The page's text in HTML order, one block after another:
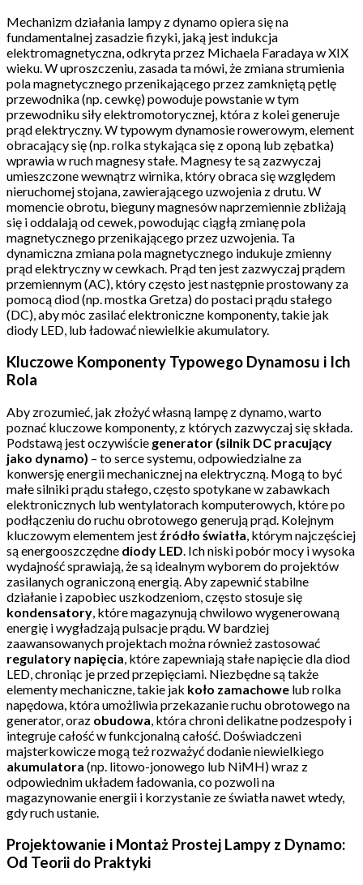
Mechanizm działania lampy z dynamo opiera się na
fundamentalnej zasadzie fizyki, jaką jest indukcja
elektromagnetyczna, odkryta przez Michaela Faradaya w XIX
wieku. W uproszczeniu, zasada ta mówi, że zmiana strumienia
pola magnetycznego przenikającego przez zamkniętą pętlę
przewodnika (np. cewkę) powoduje powstanie w tym
przewodniku siły elektromotorycznej, która z kolei generuje
prąd elektryczny. W typowym dynamosie rowerowym, element
obracający się (np. rolka stykająca się z oponą lub zębatka)
wprawia w ruch magnesy stałe. Magnesy te są zazwyczaj
umieszczone wewnątrz wirnika, który obraca się względem
nieruchomej stojana, zawierającego uzwojenia z drutu. W
momencie obrotu, bieguny magnesów naprzemiennie zbliżają
się i oddalają od cewek, powodując ciągłą zmianę pola
magnetycznego przenikającego przez uzwojenia. Ta
dynamiczna zmiana pola magnetycznego indukuje zmienny
prąd elektryczny w cewkach. Prąd ten jest zazwyczaj prądem
przemiennym (AC), który często jest następnie prostowany za
pomocą diod (np. mostka Gretza) do postaci prądu stałego
(DC), aby móc zasilać elektroniczne komponenty, takie jak
diody LED, lub ładować niewielkie akumulatory.
Kluczowe Komponenty Typowego Dynamosu i Ich
Rola
Aby zrozumieć, jak złożyć własną lampę z dynamo, warto
poznać kluczowe komponenty, z których zazwyczaj się składa.
Podstawą jest oczywiście generator (silnik DC pracujący
jako dynamo) – to serce systemu, odpowiedzialne za
konwersję energii mechanicznej na elektryczną. Mogą to być
małe silniki prądu stałego, często spotykane w zabawkach
elektronicznych lub wentylatorach komputerowych, które po
podłączeniu do ruchu obrotowego generują prąd. Kolejnym
kluczowym elementem jestźródło światła, którym najczęściej
są energooszczędne diody LED. Ich niski pobór mocy i wysoka
wydajność sprawiają, że są idealnym wyborem do projektów
zasilanych ograniczoną energią. Aby zapewnić stabilne
działanie i zapobiec uszkodzeniom, często stosuje się
kondensatory, które magazynują chwilowo wygenerowaną
energię i wygładzają pulsacje prądu. W bardziej
zaawansowanych projektach można również zastosować
regulatory napięcia, które zapewniają stałe napięcie dla diod
LED, chroniąc je przed przepięciami. Niezbędne są także
elementy mechaniczne, takie jak koło zamachowe lub rolka
napędowa, która umożliwia przekazanie ruchu obrotowego na
generator, oraz obudowa, która chroni delikatne podzespoły i
integruje całość w funkcjonalną całość. Doświadczeni
majsterkowicze mogą też rozważyć dodanie niewielkiego
akumulatora (np. litowo-jonowego lub NiMH) wraz z
odpowiednim układem ładowania, co pozwoli na
magazynowanie energii i korzystanie ze światła nawet wtedy,
gdy ruch ustanie.
Projektowanie i Montaż Prostej Lampy z Dynamo:
Od Teorii do Praktyki